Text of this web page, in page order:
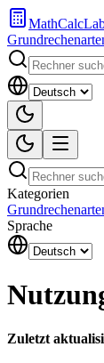
Kategorien
Sprache
Zuletzt